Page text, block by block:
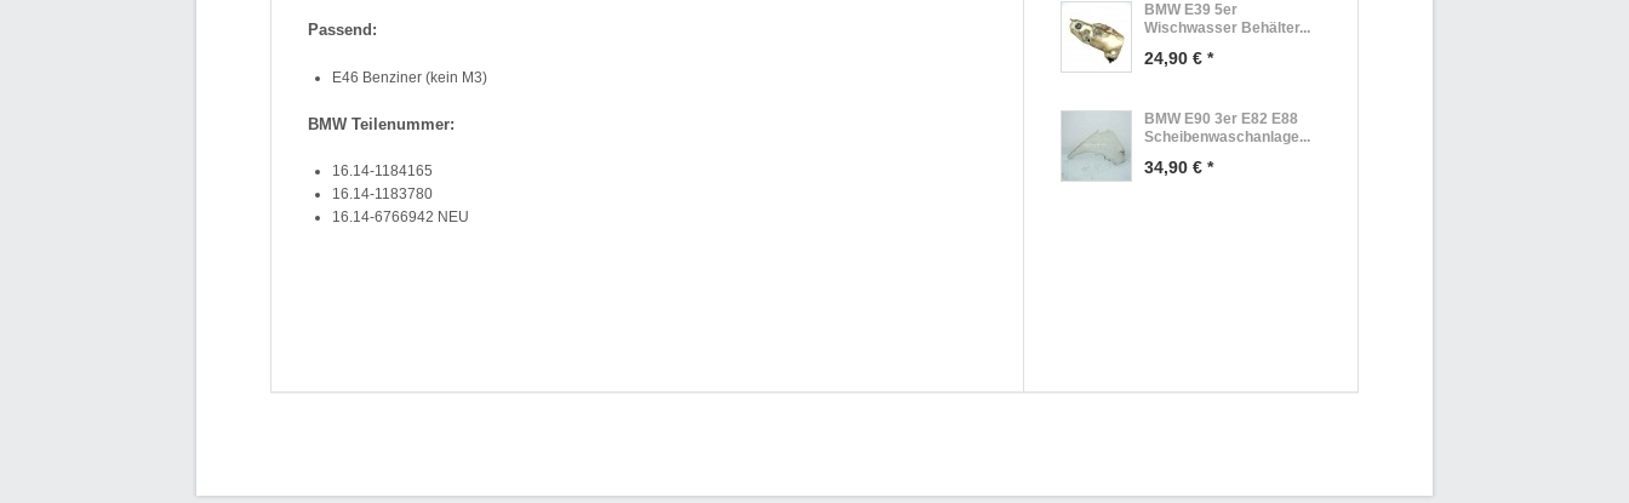
Passend:
E46 Benziner (kein M3)
BMW Teilenummer:
16.14-1184165
16.14-1183780
16.14-6766942 NEU
BMW E39 5er
Wischwasser Behälter...
24,90 € *
BMW E90 3er E82 E88
Scheibenwaschanlage...
34,90 € *